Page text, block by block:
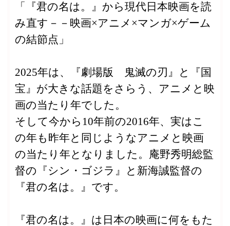
「『君の名は。』から現代日本映画を読
み直す－－映画×アニメ×マンガ×ゲーム
の結節点」
2025年は、『劇場版 鬼滅の刃』と『国
宝』が大きな話題をさらう、アニメと映
画の当たり年でした。
そして今から10年前の2016年、実はこ
の年も昨年と同じようなアニメと映画
の当たり年となりました。庵野秀明総監
督の『シン・ゴジラ』と新海誠監督の
『君の名は。』です。
『君の名は。』は日本の映画に何をもた